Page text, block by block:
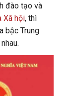
đào tạo và
Xã hội, thì
bậc Trung